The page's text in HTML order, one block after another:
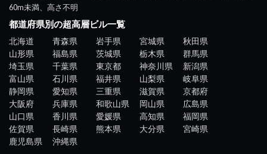
60m未満、高さ不明
都道府県別の超高層ビル一覧
北海道 青森県 岩手県 宮城県
秋田県
山形県
福島県 茨城県 栃木県
群馬県
埼玉県
千葉県 東京都 神奈川県
新潟県
富山県
石川県 福井県 山梨県
岐阜県
静岡県
愛知県 三重県 滋賀県
京都府
大阪府
兵庫県 和歌山県 岡山県
広島県
山口県
香川県 愛媛県 高知県
福岡県
佐賀県
長崎県 熊本県 大分県
宮崎県
鹿児島県
沖縄県